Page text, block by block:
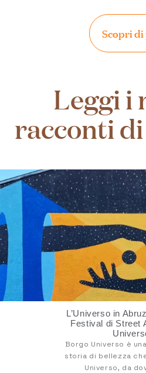
Scopri di
Leggi i
racconti
L’Universo in
Festival di Street
Borgo Universo è
storia di bellezza
Universo, da